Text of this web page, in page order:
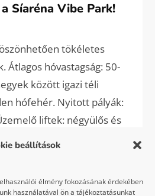
beállítások
élmény fokozásának érdekében
használatával ön a tájékoztatásunkat
Síaréna Vibe Park!
tökéletes
Átlagos hóvastagság: 50-
között igazi téli
hófehér. Nyitott pályák:
liftek: négyülős és
az A7-est, Q3-ast, az A6-
Hüttébe betérhetsz
Nyitva vagyunk,…